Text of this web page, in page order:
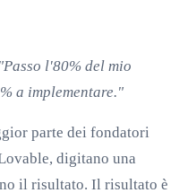
"Passo l'80% del mio
a implementare."
parte dei fondatori
digitano una
il risultato. Il risultato è